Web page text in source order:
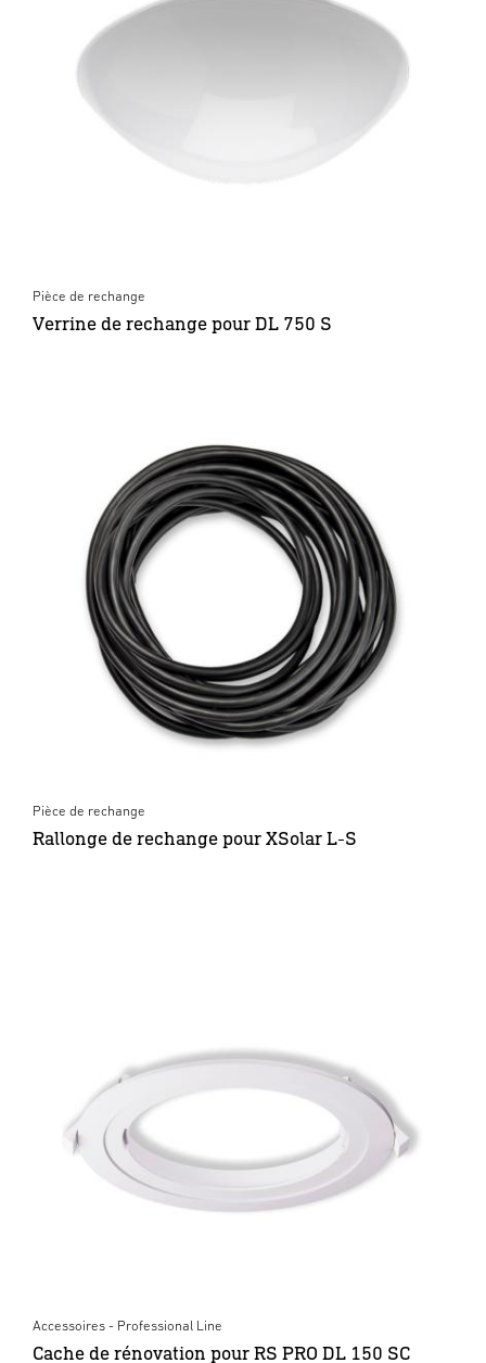
Pièce de rechange
Verrine de rechange pour DL 750 S
Pièce de rechange
Rallonge de rechange pour XSolar L-S
Accessoires - Professional Line
Cache de rénovation pour RS PRO DL 150 SC